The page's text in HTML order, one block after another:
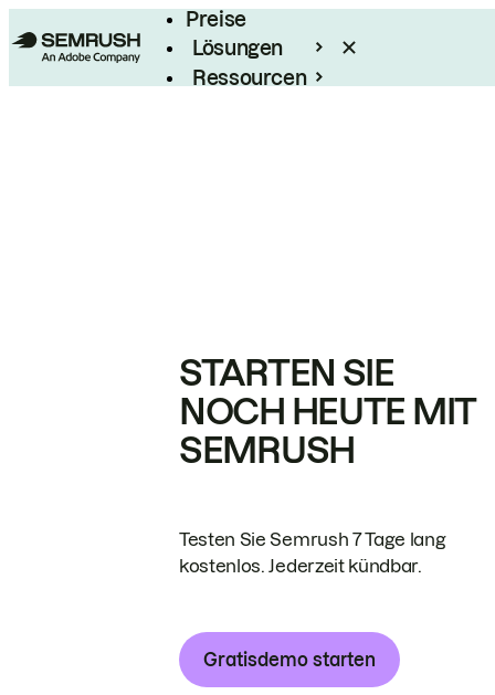
Preise
Lösungen
Ressourcen
STARTEN SIE
NOCH HEUTE MIT
SEMRUSH
Testen Sie Semrush 7 Tage lang
kostenlos. Jederzeit kündbar.
Gratisdemo starten